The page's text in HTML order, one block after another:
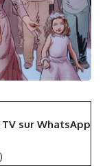
sur WhatsApp